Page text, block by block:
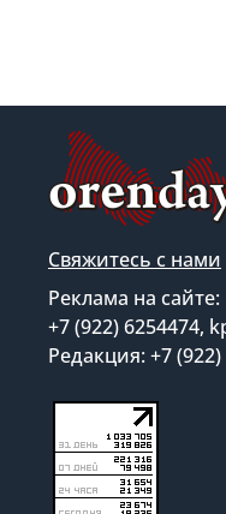
Свяжитесь с нами
Реклама на сайте:
+7 (922) 6254474,
Редакция: +7